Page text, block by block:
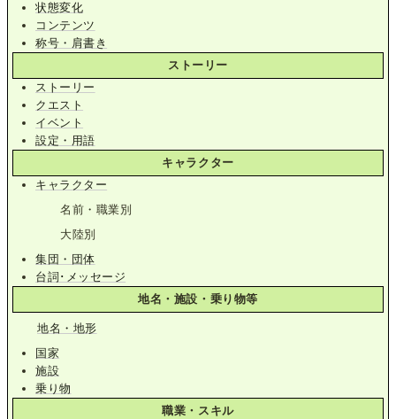
状態変化
コンテンツ
称号・肩書き
ストーリー
ストーリー
クエスト
イベント
設定・用語
キャラクター
キャラクター
名前・職業別
大陸別
集団・団体
台詞･メッセージ
地名・施設・乗り物等
地名・地形
国家
施設
乗り物
職業・スキル